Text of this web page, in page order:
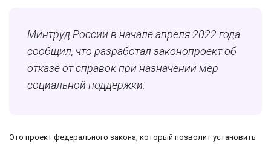
Минтруд России в начале апреля 2022 года
сообщил, что разработал законопроект об
отказе от справок при назначении мер
социальной поддержки.
Это проект федерального закона, который позволит установить